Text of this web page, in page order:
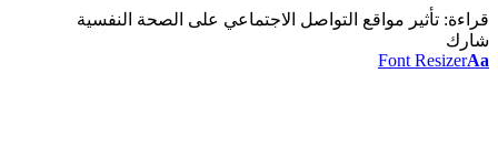
قراءة: تأثير مواقع التواصل الاجتماعي على الصحة النفسية
شارك
Font ResizerAa